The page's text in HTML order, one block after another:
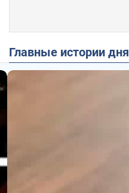
Главные истории дня